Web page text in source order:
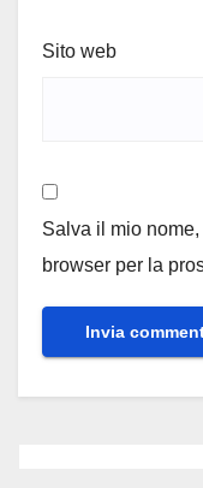
Sito web
Salva il mio
browser per la